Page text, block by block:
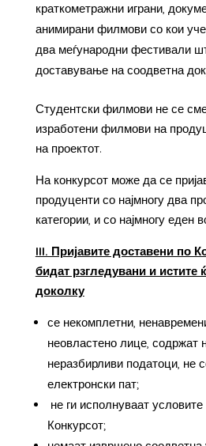
краткометражни играни,
анимирани филмови со кои
два меѓународни фестивали
доставување на соодветна
Студентски филмови не се
изработени филмови на
на проектот.
На конкурсот може да се
продуценти со најмногу два
категории, и со најмногу еден
III. Пријавите доставени по
бидат рзгледувани и истите
доколку
се некомплетни,
неовластено лице, содржат
неразбирливи податоци, не
електронски пат;
не ги исполнуваат
Конкурсот;